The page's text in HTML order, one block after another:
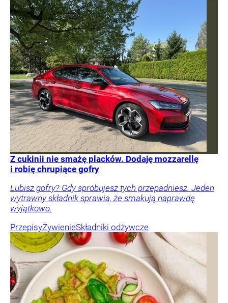
Z cukinii nie smażę placków. Dodaję mozzarellę
i robię chrupiące gofry
Lubisz gofry? Gdy spróbujesz tych przepadniesz. Jeden
wytrawny składnik sprawia, że smakują naprawdę
wyjątkowo.
PrzepisyŻywienieSkładniki odżywcze